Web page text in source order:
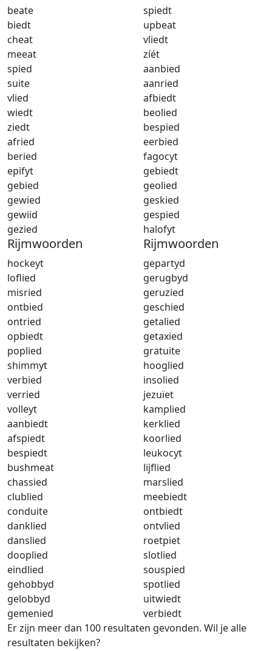
beate
biedt
cheat
meeat
spied
suite
vlied
wiedt
ziedt
afried
beried
epifyt
gebied
gewied
gewiid
gezied
spiedt
upbeat
vliedt
zíét
aanbied
aanried
afbiedt
beolied
bespied
eerbied
fagocyt
gebiedt
geolied
geskied
gespied
halofyt
Rijmwoorden
hockeyt
loflied
misried
ontbied
ontried
opbiedt
poplied
shimmyt
verbied
verried
volleyt
aanbiedt
afspiedt
bespiedt
bushmeat
chassied
clublied
conduite
danklied
danslied
dooplied
eindlied
gehobbyd
gelobbyd
gemenied
Rijmwoorden
gepartyd
gerugbyd
geruzied
geschied
getalied
getaxied
gratuite
hooglied
insolied
jezuïet
kamplied
kerklied
koorlied
leukocyt
lijflied
marslied
meebiedt
ontbiedt
ontvlied
roetpiet
slotlied
souspied
spotlied
uitwiedt
verbiedt
Er zijn meer dan 100 resultaten gevonden. Wil je alle
resultaten bekijken?